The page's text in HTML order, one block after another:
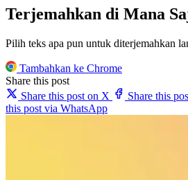
Terjemahkan di Mana
Pilih teks apa pun untuk diterjemahkan
Tambahkan ke Chrome
Share this post
Share this post on X
Share this
this post via WhatsApp